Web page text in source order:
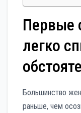
Первые
легко
Большинство
раньше, чем